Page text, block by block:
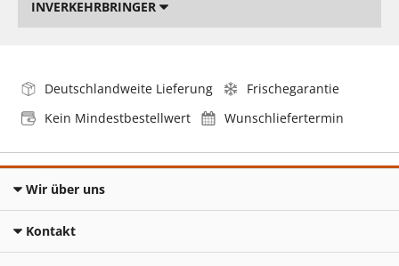
INVERKEHRBRINGER
Deutschlandweite Lieferung
Frischegarantie
Kein Mindestbestellwert
Wunschliefertermin
Wir über uns
Kontakt